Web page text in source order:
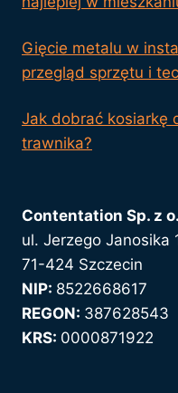
Gięcie metalu w
przegląd sprzętu i
Jak dobrać kosiarkę
trawnika?
Contentation Sp. z
ul. Jerzego Janosika
71-424 Szczecin
NIP: 8522668617
REGON: 387628543
KRS: 0000871922